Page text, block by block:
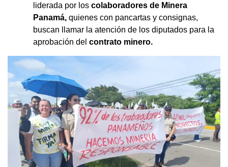
liderada por los colaboradores de Minera
Panamá, quienes con pancartas y consignas,
buscan llamar la atención de los diputados para la
aprobación del contrato minero.